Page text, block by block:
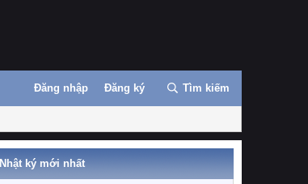
Đăng nhập Đăng ký Tìm kiếm
Nhật ký mới nhất